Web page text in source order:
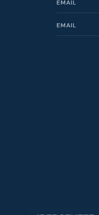
EMAIL
EMAIL